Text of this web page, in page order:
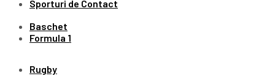
Sporturi de Contact
Formula 1
Baschet
Rugby